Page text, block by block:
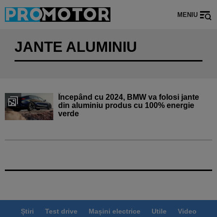
MENIU
JANTE ALUMINIU
Începând cu 2024, BMW va folosi jante
din aluminiu produs cu 100% energie
verde
Știri Test drive Mașini electrice Utile
Video